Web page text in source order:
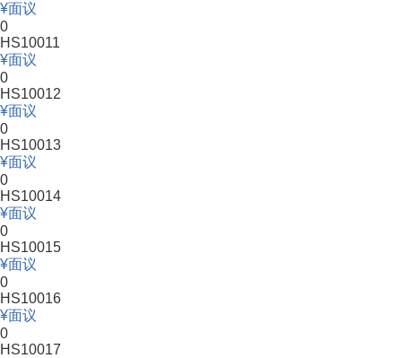
面议
0
HS10011
面议
0
HS10012
面议
0
HS10013
面议
0
HS10014
面议
0
HS10015
面议
0
HS10016
面议
0
HS10017